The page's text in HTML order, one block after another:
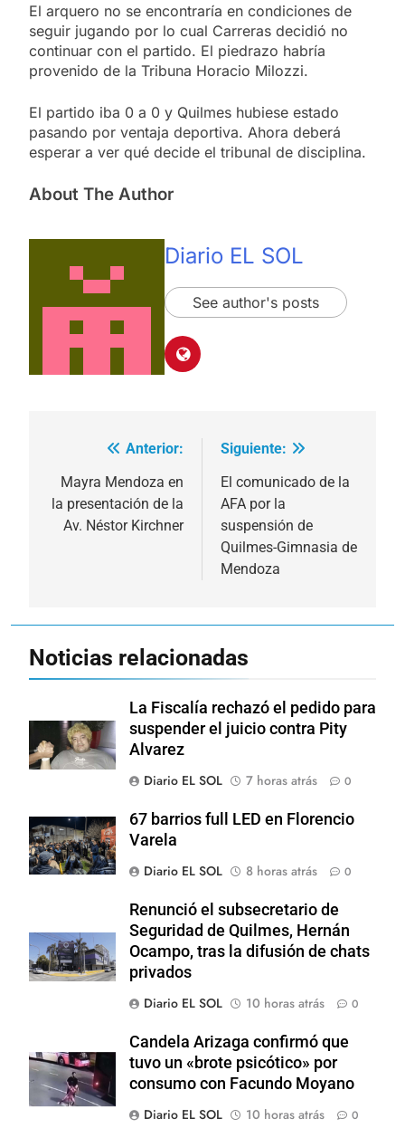
El arquero no se encontraría en condiciones de
seguir jugando por lo cual Carreras decidió no
continuar con el partido. El piedrazo habría
provenido de la Tribuna Horacio Milozzi.
El partido iba 0 a 0 y Quilmes hubiese estado
pasando por ventaja deportiva. Ahora deberá
esperar a ver qué decide el tribunal de disciplina.
About The Author
Diario EL SOL
See author's posts
Navegación
de
entradas
Anterior:
Mayra Mendoza en
la presentación de la
Av. Néstor Kirchner
Siguiente:
El comunicado de la
AFA por la
suspensión de
Quilmes-Gimnasia de
Mendoza
Noticias relacionadas
La Fiscalía rechazó el pedido para
suspender el juicio contra Pity
Alvarez
Diario EL SOL
7 horas atrás 0
67 barrios full LED en Florencio
Varela
Diario EL SOL
8 horas atrás 0
Renunció el subsecretario de
Seguridad de Quilmes, Hernán
Ocampo, tras la difusión de chats
privados
Diario EL SOL
10 horas atrás 0
Candela Arizaga confirmó que
tuvo un «brote psicótico» por
consumo con Facundo Moyano
Diario EL SOL
10 horas atrás 0